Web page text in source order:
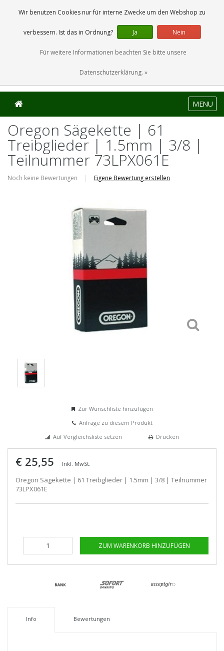
0 Artikel
MENU
Oregon Sägekette | 61
Treibglieder | 1.5mm | 3/8 |
Teilnummer 73LPX061E
Noch keine Bewertungen | Eigene Bewertung erstellen
Zur Wunschliste hinzufügen
Anfrage zu diesem Produkt
Auf Vergleichsliste setzen
Drucken
€ 25,55 Inkl. MwSt.
Oregon Sägekette | 61 Treibglieder | 1.5mm | 3/8 | Teilnummer
73LPX061E
ZUM WARENKORB HINZUFÜGEN
Info Bewertungen
Wir benutzen Cookies nur für interne Zwecke um den Webshop zu
verbessern. Ist das in Ordnung? Ja Nein
Für weitere Informationen beachten Sie bitte unsere
Datenschutzerklärung. »